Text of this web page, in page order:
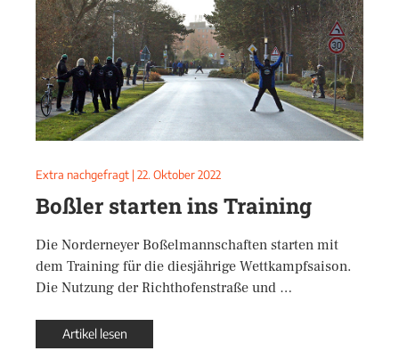
Extra nachgefragt | 22. Oktober 2022
Boßler starten ins Training
Die Norderneyer Boßelmannschaften starten mit
dem Training für die diesjährige Wettkampfsaison.
Die Nutzung der Richthofenstraße und …
Artikel lesen